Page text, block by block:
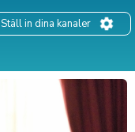
Ställ in dina kanaler